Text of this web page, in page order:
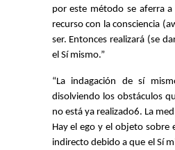
por este método se aferra
recurso con la consciencia
ser. Entonces realizará (se
el Sí mismo.”
“La indagación de sí
disolviendo los obstáculos
no está ya realizado6. La
Hay el ego y el objeto
indirecto debido a que el Sí